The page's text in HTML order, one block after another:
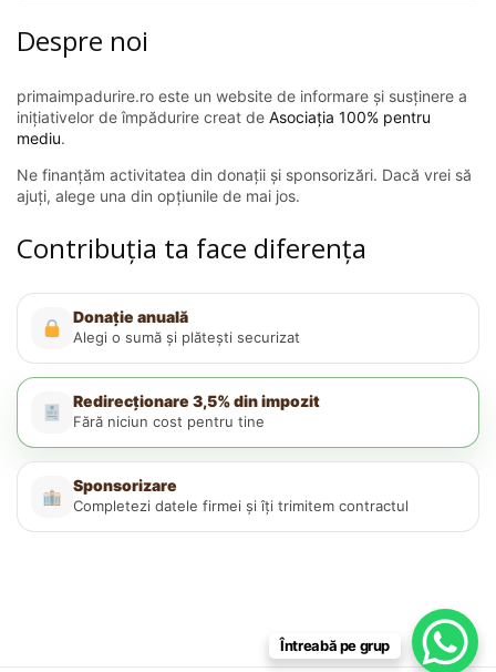
Despre noi
primaimpadurire.ro este un website de informare și susținere a
inițiativelor de împădurire creat de Asociația 100% pentru
mediu.
Ne finanțăm activitatea din donații și sponsorizări. Dacă vrei să
ajuți, alege una din opțiunile de mai jos.
Contribuția ta face diferența
Donație anuală
Alegi o sumă și plătești securizat
Redirecționare 3,5% din impozit
Fără niciun cost pentru tine
Sponsorizare
Completezi datele firmei și îți trimitem contractul
Întreabă pe grup